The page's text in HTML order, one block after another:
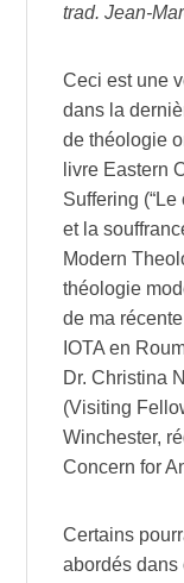
trad. Jean-
Ceci est une
dans la
de théologie
livre Eastern
Suffering
et la
Modern
théologie
de ma
IOTA en
Dr. Christina
(Visiting
Winchester,
Concern for
Certains
abordés dans